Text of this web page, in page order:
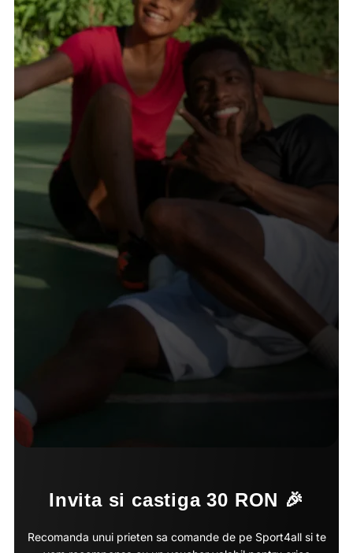
Invita si castiga 30 RON 🎉
Recomanda unui prieten sa comande de pe Sport4all si te